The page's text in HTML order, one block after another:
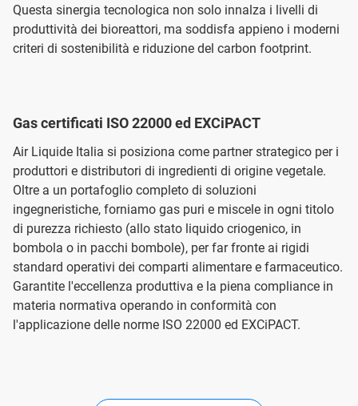
Questa sinergia tecnologica non solo innalza i livelli di
produttività dei bioreattori, ma soddisfa appieno i moderni
criteri di sostenibilità e riduzione del carbon footprint.
Gas certificati ISO 22000 ed EXCiPACT
Air Liquide Italia si posiziona come partner strategico per i
produttori e distributori di ingredienti di origine vegetale.
Oltre a un portafoglio completo di soluzioni
ingegneristiche, forniamo gas puri e miscele in ogni titolo
di purezza richiesto (allo stato liquido criogenico, in
bombola o in pacchi bombole), per far fronte ai rigidi
standard operativi dei comparti alimentare e farmaceutico.
Garantite l'eccellenza produttiva e la piena compliance in
materia normativa operando in conformità con
l'applicazione delle norme ISO 22000 ed EXCiPACT.